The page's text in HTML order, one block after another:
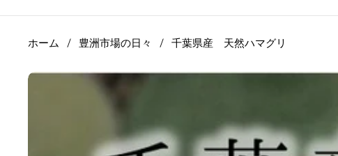
ホーム / 豊洲市場の日々 / 千葉県産 天然ハマグリ